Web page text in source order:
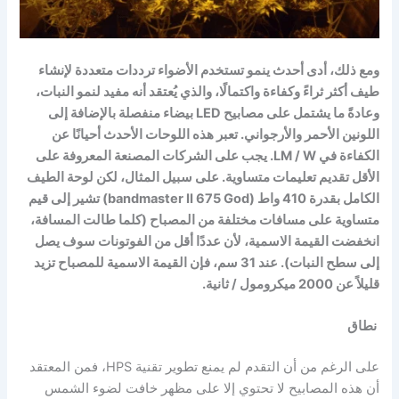
ومع ذلك، أدى أحدثينموتستخدم الأضواء ترددات متعددة لإنشاء
طيف أكثر ثراءً وكفاءة واكتمالًا، والذي يُعتقد أنه مفيد لنمو النبات،
وعادةً ما يشتمل على مصابيح LED بيضاء منفصلة بالإضافة إلى
اللونين الأحمر والأرجواني. تعبر هذه اللوحات الأحدث أحيانًا عن
الكفاءة في LM / W. يجب على الشركات المصنعة المعروفة على
الأقل تقديم تعليمات متساوية. على سبيل المثال، لكن لوحة الطيف
الكامل بقدرة 410 واط (bandmaster II 675 God) تشير إلى قيم
متساوية على مسافات مختلفة من المصباح (كلما طالت المسافة،
انخفضت القيمة الاسمية، لأن عددًا أقل من الفوتونات سوف يصل
إلى سطح النبات). عند 31 سم، فإن القيمة الاسمية للمصباح تزيد
قليلاً عن 2000 ميكرومول / ثانية.
نطاق
على الرغم من أن التقدم لم يمنع تطوير تقنية HPS، فمن المعتقد
أن هذه المصابيح لا تحتوي إلا على مظهر خافت لضوء الشمس